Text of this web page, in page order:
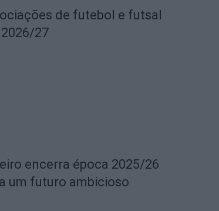
de futebol e futsal
27
encerra época 2025/26
um futuro ambicioso